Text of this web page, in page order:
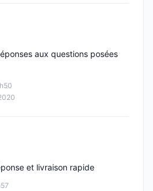
aux questions posées
et livraison rapide